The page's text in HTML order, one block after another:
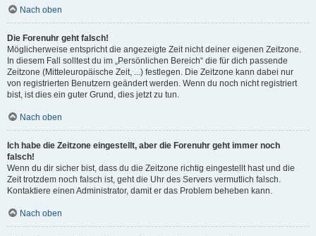
Nach oben
Die Forenuhr geht falsch!
Möglicherweise entspricht die angezeigte Zeit nicht deiner eigenen Zeitzone.
In diesem Fall solltest du im „Persönlichen Bereich“ die für dich passende
Zeitzone (Mitteleuropäische Zeit, ...) festlegen. Die Zeitzone kann dabei nur
von registrierten Benutzern geändert werden. Wenn du noch nicht registriert
bist, ist dies ein guter Grund, dies jetzt zu tun.
Nach oben
Ich habe die Zeitzone eingestellt, aber die Forenuhr geht immer noch
falsch!
Wenn du dir sicher bist, dass du die Zeitzone richtig eingestellt hast und die
Zeit trotzdem noch falsch ist, geht die Uhr des Servers vermutlich falsch.
Kontaktiere einen Administrator, damit er das Problem beheben kann.
Nach oben